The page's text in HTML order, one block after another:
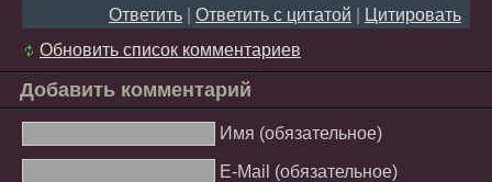
Ответить
Ответить с цитатой
Цитировать
Обновить список комментариев
Добавить комментарий
Имя (обязательное)
E-Mail (обязательное)